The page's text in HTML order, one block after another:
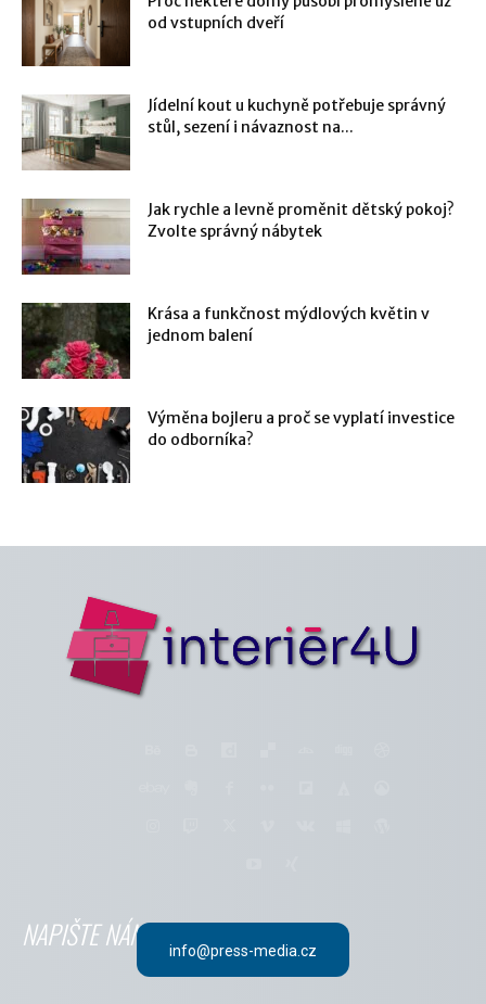
od vstupních dveří
Jídelní kout u kuchyně potřebuje správný
stůl, sezení i návaznost na...
Jak rychle a levně proměnit dětský pokoj?
Zvolte správný nábytek
Krása a funkčnost mýdlových květin v
jednom balení
Výměna bojleru a proč se vyplatí investice
do odborníka?
NAPIŠTE NÁM info@press-media.cz